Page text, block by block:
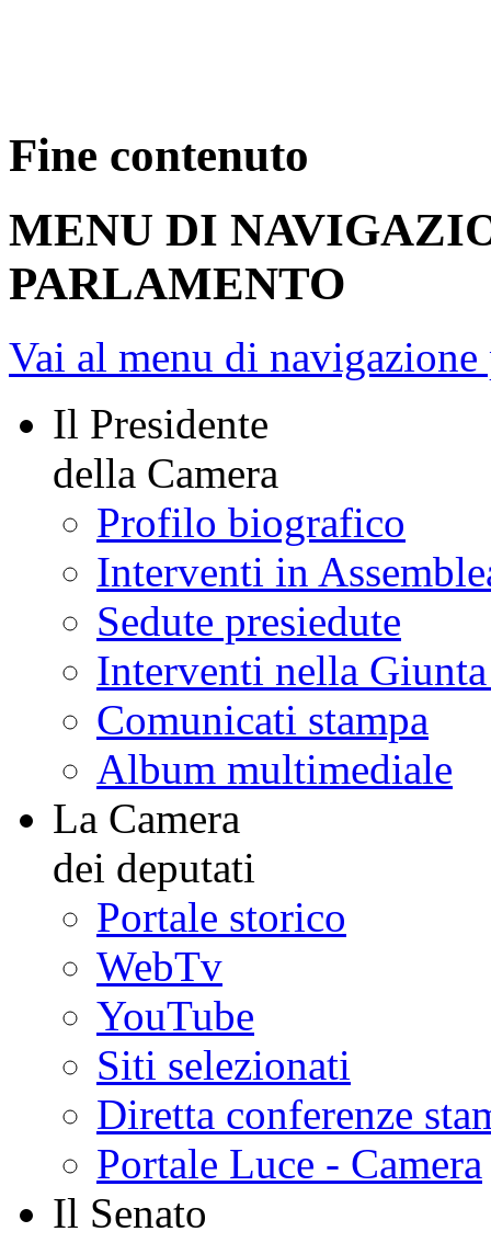
Fine contenuto
MENU DI
PARLAMENTO
Vai al menu di
Il Presidente
della Camera
Profilo biografico
Interventi in
Sedute presiedute
Interventi nella
Comunicati stampa
Album multimediale
La Camera
dei deputati
Portale storico
WebTv
YouTube
Siti selezionati
Diretta conferenze
Portale Luce - Camera
Il Senato